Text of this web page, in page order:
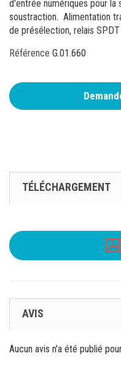
d'entrée numériques pour la
soustraction. Alimentation
de présélection, relais
Référence G.01.660
TÉLÉCHARGEMENT
AVIS
Aucun avis n'a été publié